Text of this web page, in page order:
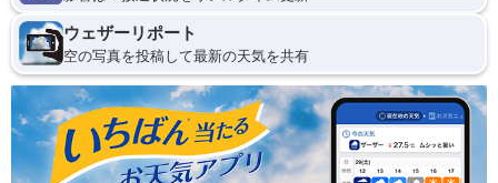
ウェザーリポート
空の写真を投稿して最新の天気を共有